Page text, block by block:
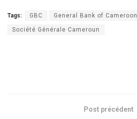
Tags: GBC General Bank of Cameroon
Société Générale Cameroun
Post précédent